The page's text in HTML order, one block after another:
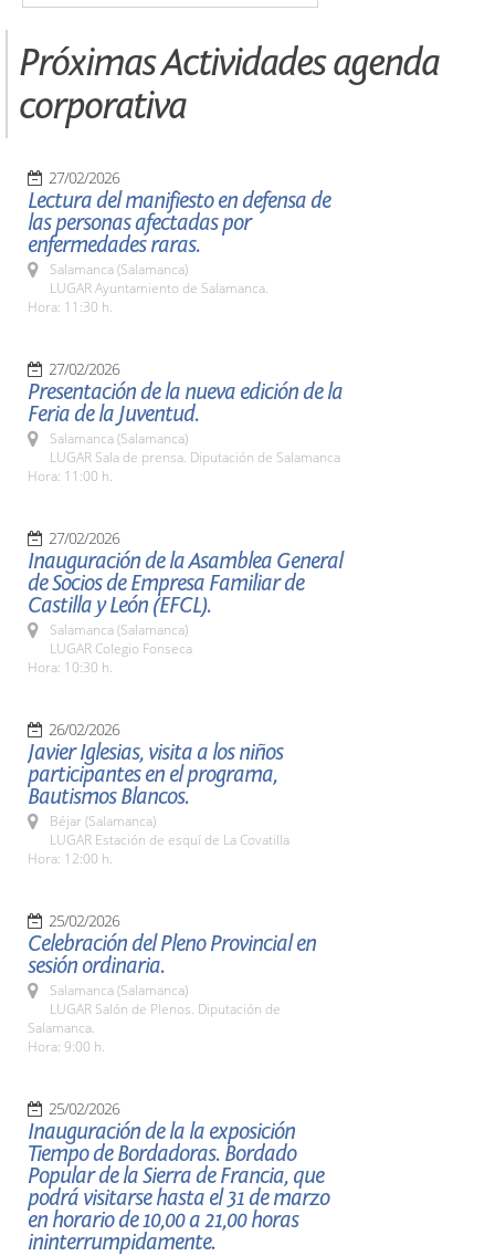
Próximas Actividades agenda
corporativa
27/02/2026
Lectura del manifiesto en defensa de
las personas afectadas por
enfermedades raras.
Salamanca (Salamanca)
LUGAR Ayuntamiento de Salamanca.
Hora: 11:30 h.
27/02/2026
Presentación de la nueva edición de la
Feria de la Juventud.
Salamanca (Salamanca)
LUGAR Sala de prensa. Diputación de Salamanca
Hora: 11:00 h.
27/02/2026
Inauguración de la Asamblea General
de Socios de Empresa Familiar de
Castilla y León (EFCL).
Salamanca (Salamanca)
LUGAR Colegio Fonseca
Hora: 10:30 h.
26/02/2026
Javier Iglesias, visita a los niños
participantes en el programa,
Bautismos Blancos.
Béjar (Salamanca)
LUGAR Estación de esquí de La Covatilla
Hora: 12:00 h.
25/02/2026
Celebración del Pleno Provincial en
sesión ordinaria.
Salamanca (Salamanca)
LUGAR Salón de Plenos. Diputación de
Salamanca.
Hora: 9:00 h.
25/02/2026
Inauguración de la la exposición
Tiempo de Bordadoras. Bordado
Popular de la Sierra de Francia, que
podrá visitarse hasta el 31 de marzo
en horario de 10,00 a 21,00 horas
ininterrumpidamente.